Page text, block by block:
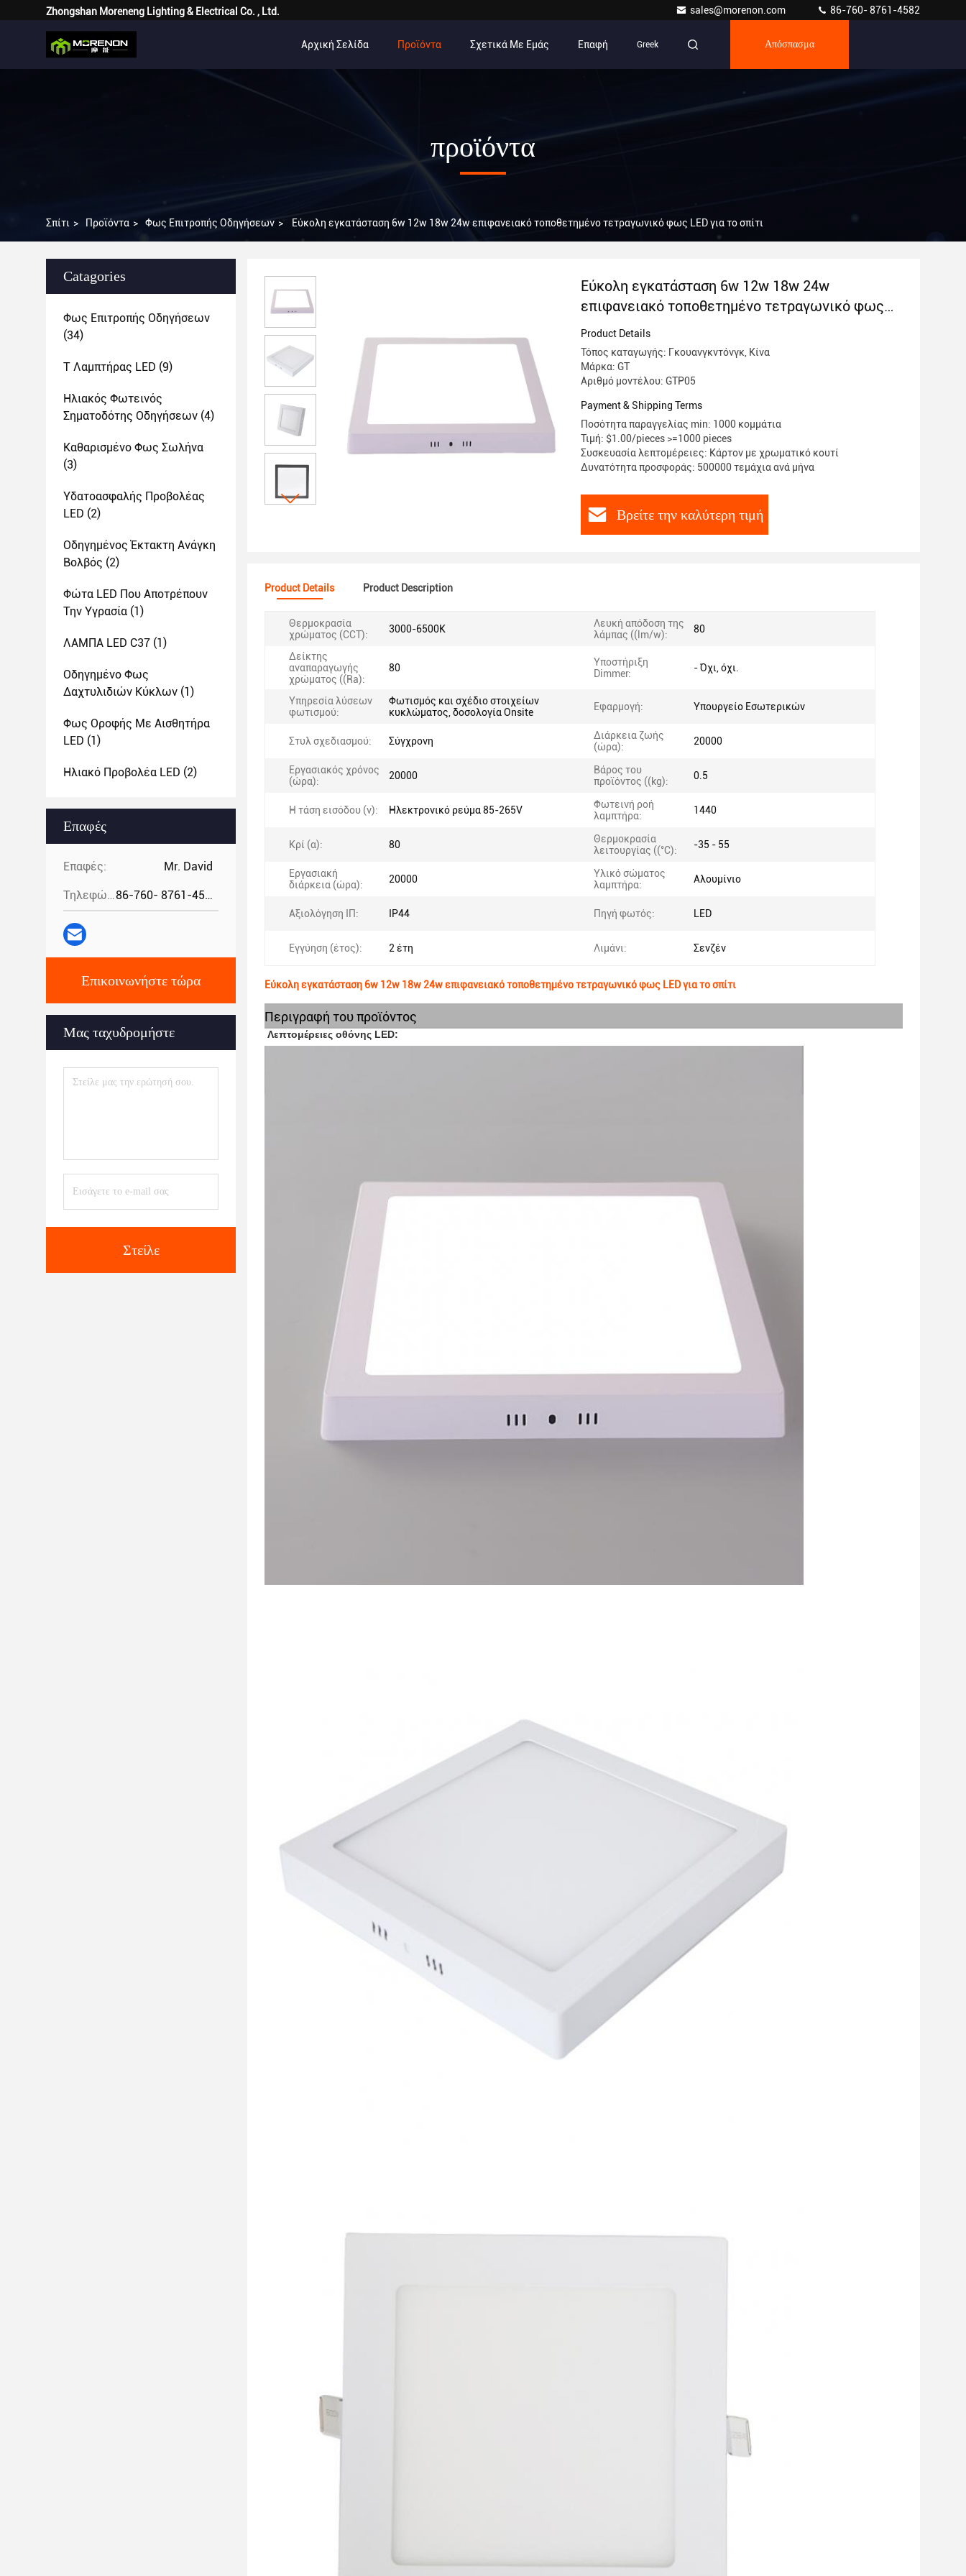
Zhongshan Moreneng Lighting & Electrical Co. , Ltd. sales@morenon.com 86-760- 8761-4582
Αρχική Σελίδα Προϊόντα Σχετικά Με Εμάς Επαφή Greek Απόσπασμα
προϊόντα
Σπίτι > Προϊόντα > Φως Επιτροπής Οδηγήσεων > Εύκολη εγκατάσταση 6w 12w 18w 24w επιφανειακό τοποθετημένο τετραγωνικό φως LED για το σπίτι
Catagories
Φως Επιτροπής Οδηγήσεων
(34)
T Λαμπτήρας LED (9)
Ηλιακός Φωτεινός
Σηματοδότης Οδηγήσεων (4)
Καθαρισμένο Φως Σωλήνα
(3)
Υδατοασφαλής Προβολέας
LED (2)
Οδηγημένος Έκτακτη Ανάγκη
Βολβός (2)
Φώτα LED Που Αποτρέπουν
Την Υγρασία (1)
ΛΑΜΠΑ LED C37 (1)
Οδηγημένο Φως
Δαχτυλιδιών Κύκλων (1)
Φως Οροφής Με Αισθητήρα
LED (1)
Ηλιακό Προβολέα LED (2)
Επαφές
Επαφές: Mr. David
Τηλεφώνημα: 86-760- 8761-4582
Επικοινωνήστε τώρα
Μας ταχυδρομήστε
Στείλε
Εύκολη εγκατάσταση 6w 12w 18w 24w
επιφανειακό τοποθετημένο τετραγωνικό φως
LED για το σπίτι
Product Details
Τόπος καταγωγής: Γκουανγκντόνγκ, Κίνα
Μάρκα: GT
Αριθμό μοντέλου: GTP05
Payment & Shipping Terms
Ποσότητα παραγγελίας min: 1000 κομμάτια
Τιμή: $1.00/pieces >=1000 pieces
Συσκευασία λεπτομέρειες: Κάρτον με χρωματικό κουτί
Δυνατότητα προσφοράς: 500000 τεμάχια ανά μήνα
Βρείτε την καλύτερη τιμή
Product Details Product Description
Θερμοκρασία
χρώματος (CCT):
3000-6500K
Λευκή απόδοση της
λάμπας ((lm/w):
80
Δείκτης
αναπαραγωγής
χρώματος ((Ra):
80
Υποστήριξη
Dimmer:
- Όχι, όχι.
Υπηρεσία λύσεων
φωτισμού:
Φωτισμός και σχέδιο στοιχείων
κυκλώματος, δοσολογία Onsite
Εφαρμογή: Υπουργείο Εσωτερικών
Στυλ σχεδιασμού: Σύγχρονη
Διάρκεια ζωής
(ώρα):
20000
Εργασιακός χρόνος
(ώρα):
20000
Βάρος του
προϊόντος ((kg):
0.5
Η τάση εισόδου (v): Ηλεκτρονικό ρεύμα 85-265V
Φωτεινή ροή
λαμπτήρα:
1440
Κρί (α): 80
Θερμοκρασία
λειτουργίας ((°C):
-35 - 55
Εργασιακή
διάρκεια (ώρα):
20000
Υλικό σώματος
λαμπτήρα:
Αλουμίνιο
Αξιολόγηση ΙΠ: IP44 Πηγή φωτός: LED
Εγγύηση (έτος): 2 έτη Λιμάνι: Σενζέν
Εύκολη εγκατάσταση 6w 12w 18w 24w επιφανειακό τοποθετημένο τετραγωνικό φως LED για το σπίτι
Περιγραφή του προϊόντος
Λεπτομέρειες οθόνης LED: